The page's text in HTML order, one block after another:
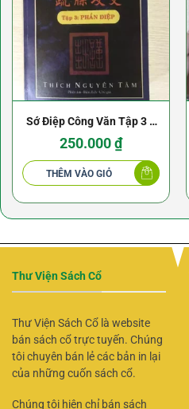
Sớ Điệp Công Văn Tập 3 –
Thích Nguyên Tâm – Phần
Điệp
250.000₫
THÊM VÀO GIỎ
Thư Viện Sách Cổ
Thư Viện Sách Cổ là website
bán sách cổ trực tuyến. Chúng
tôi chuyên bán lẻ các bản in lại
của những cuốn sách cổ.
Chúng tôi hiện chỉ bán sách